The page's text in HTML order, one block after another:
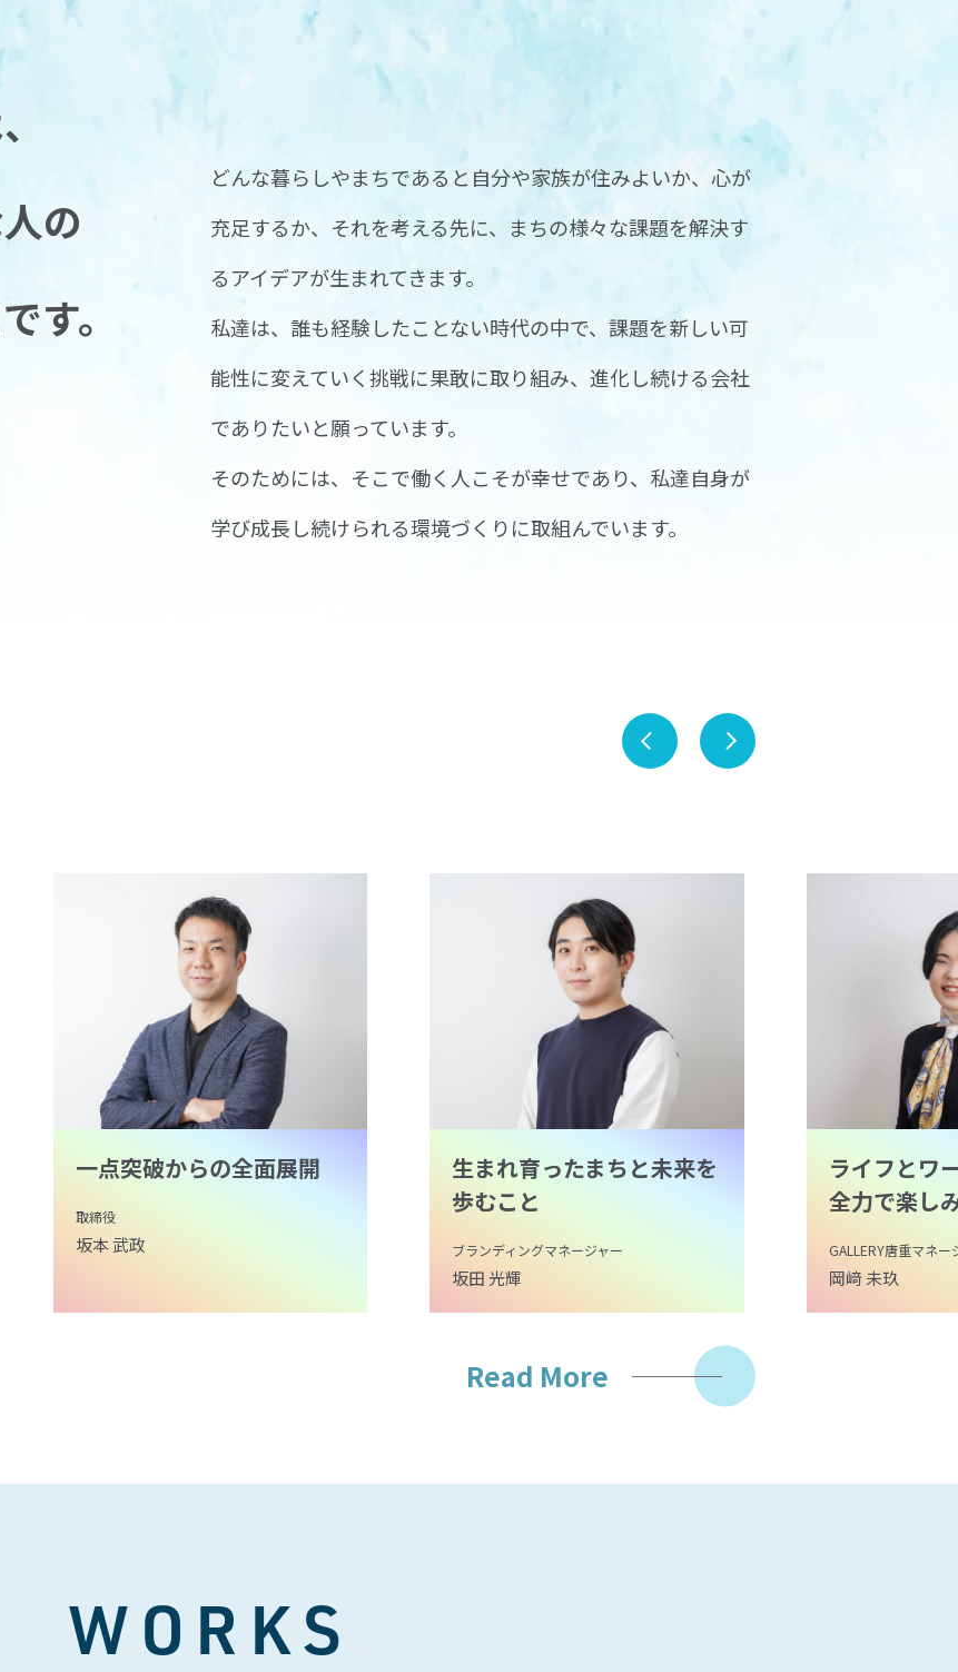
の
す。
どんな暮らしやまちであると自分や家族が住みよいか、心が
充足するか、それを考える先に、まちの様々な課題を解決す
るアイデアが生まれてきます。
私達は、誰も経験したことない時代の中で、課題を新しい可
能性に変えていく挑戦に果敢に取り組み、進化し続ける会社
でありたいと願っています。
そのためには、そこで働く人こそが幸せであり、私達自身が
学び成長し続けられる環境づくりに取組んでいます。
一点突破からの全面展開
取締役
坂本 武政
生まれ育ったまちと未来を
歩むこと
ブランディングマネージャー
坂田 光輝
ライフとワ
全力で楽し
GALLERY唐重マネー
岡﨑 未玖
Read More
WORKS